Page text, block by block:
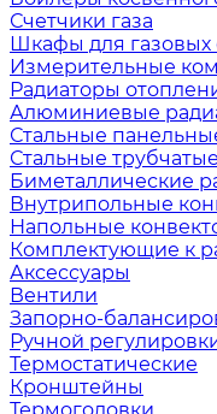
Счетчики газа
Шкафы для газовых
Измерительные
Радиаторы
Алюминиевые
Стальные
Стальные
Биметаллические
Внутрипольные
Напольные
Комплектующие к
Аксессуары
Вентили
Запорно-
Ручной
Термостатические
Кронштейны